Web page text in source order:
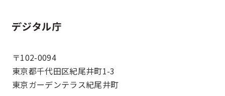
ホーム
〒102-0094
東京都千代田区紀尾井町1-3
東京ガーデンテラス紀尾井町